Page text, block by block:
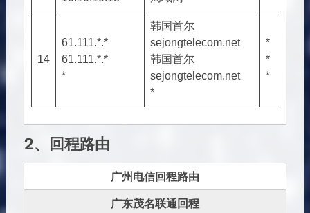
14
61.111.*.*
61.111.*.*
*
韩国首尔
sejongtelecom.net
韩国首尔
sejongtelecom.net
*
*
*
*
2、回程路由
广州电信回程路由
广东茂名联通回程